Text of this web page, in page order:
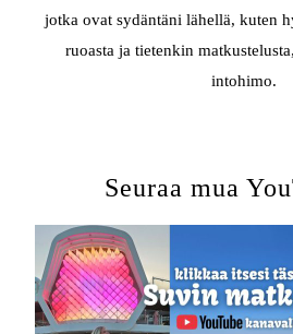
jotka ovat sydäntäni lähellä, kuten
ruoasta ja tietenkin
intohimo.
Seuraa mua